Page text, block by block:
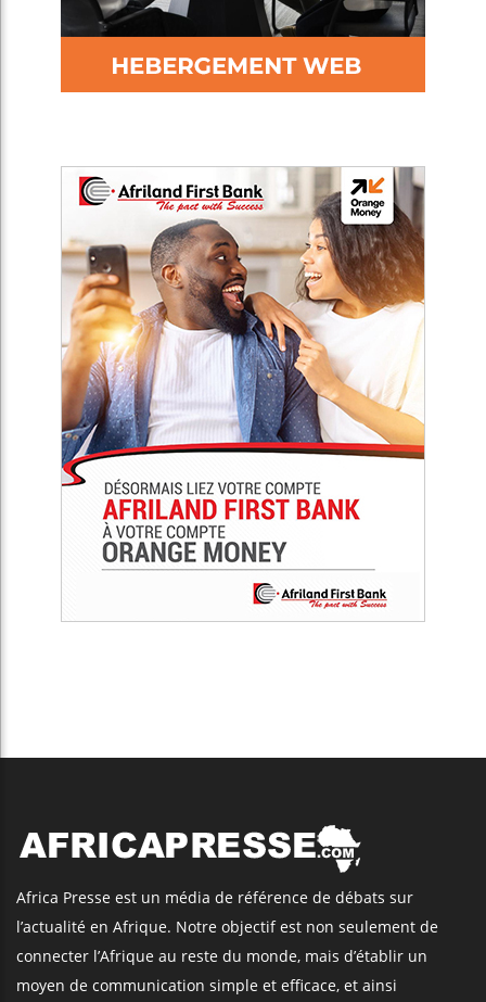
Africa Presse est un média de référence de débats sur
l’actualité en Afrique. Notre objectif est non seulement de
connecter l’Afrique au reste du monde, mais d’établir un
moyen de communication simple et efficace, et ainsi